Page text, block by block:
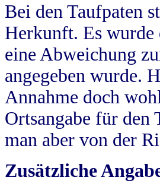
Bei den Taufpaten
Herkunft. Es wurde
eine Abweichung
angegeben wurde.
Annahme doch
Ortsangabe für den
man aber von der
Zusätzliche